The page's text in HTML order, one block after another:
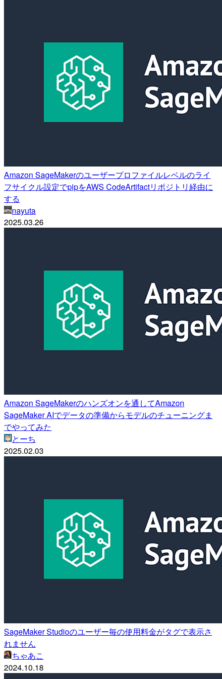
Amazon SageMakerのユーザープロファイルレベルのライ
フサイクル設定でpipをAWS CodeArtifactリポジトリ経由に
する
nayuta
2025.03.26
Amazon SageMakerのハンズオンを通してAmazon
SageMaker AIでデータの準備からモデルのチューニングま
でやってみた
とーち
2025.02.03
SageMaker Studioのユーザー毎の使用料金がタグで表示さ
れません
ちゃあこ
2024.10.18